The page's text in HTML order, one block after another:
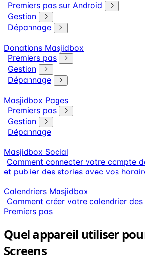
Premiers pas sur Android
Gestion
Dépannage
Donations Masjidbox
Premiers pas
Gestion
Dépannage
Masjidbox Pages
Premiers pas
Gestion
Dépannage
Masjidbox Social
Comment connecter votre compte
et publier des stories avec vos
Calendriers Masjidbox
Comment créer votre calendrier
Premiers pas
Quel appareil utiliser
Screens